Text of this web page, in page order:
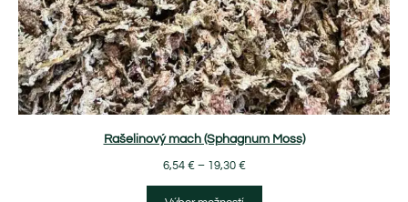
Rašelinový mach (Sphagnum Moss)
6,54 € – 19,30 €